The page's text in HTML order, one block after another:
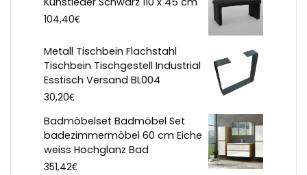
104,40€
Metall Tischbein Flachstahl
Tischbein Tischgestell Industrial
Esstisch Versand BL004
30,20€
Badmöbelset Badmöbel Set
badezimmermöbel 60 cm Eiche
weiss Hochglanz Bad
351,42€